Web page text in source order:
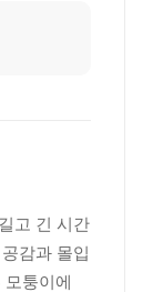
고 긴 시간
감과 몰입
퉁이에